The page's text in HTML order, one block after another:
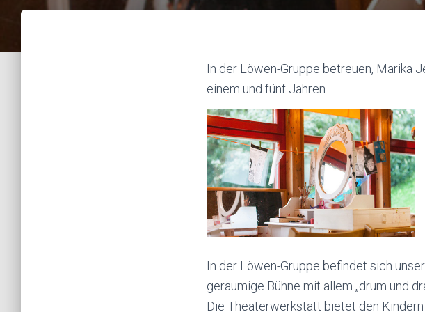
In der Löwen-Gruppe betreuen, Marika
einem und fünf Jahren.
In der Löwen-Gruppe befindet sich
geräumige Bühne mit allem „drum und
Die Theaterwerkstatt bietet den